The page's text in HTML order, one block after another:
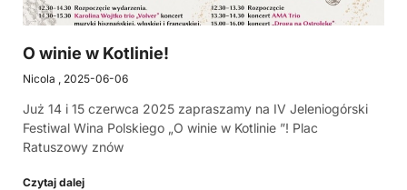
O winie w Kotlinie!
Nicola 2025-06-06
Już 14 i 15 czerwca 2025 zapraszamy na IV Jeleniogórski
Festiwal Wina Polskiego „O winie w Kotlinie ”! Plac
Ratuszowy znów
Czytaj dalej